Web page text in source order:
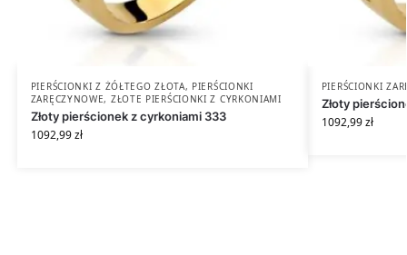
PIERŚCIONKI Z ŻÓŁTEGO ZŁOTA, PIERŚCIONKI
ZARĘCZYNOWE, ZŁOTE PIERŚCIONKI Z CYRKONIAMI
Złoty pierścionek z cyrkoniami 333
1092,99zł
PIERŚCIONKI
Złoty
1092,99zł